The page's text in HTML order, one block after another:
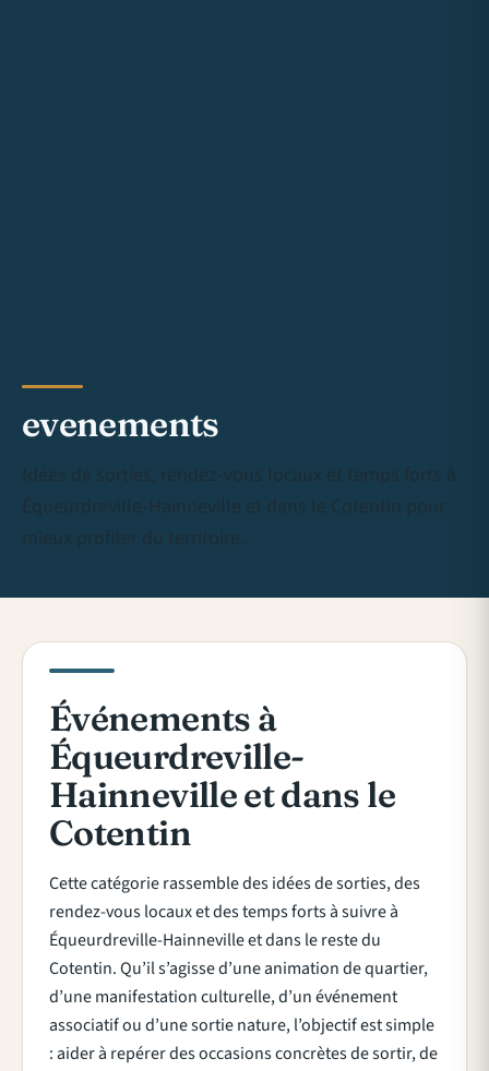
evenements
Idées de sorties, rendez-vous locaux et temps forts à
Équeurdreville-Hainneville et dans le Cotentin pour
mieux profiter du territoire.
Événements à
Équeurdreville-
Hainneville et dans le
Cotentin
Cette catégorie rassemble des idées de sorties, des
rendez-vous locaux et des temps forts à suivre à
Équeurdreville-Hainneville et dans le reste du
Cotentin. Qu’il s’agisse d’une animation de quartier,
d’une manifestation culturelle, d’un événement
associatif ou d’une sortie nature, l’objectif est simple
: aider à repérer des occasions concrètes de sortir, de